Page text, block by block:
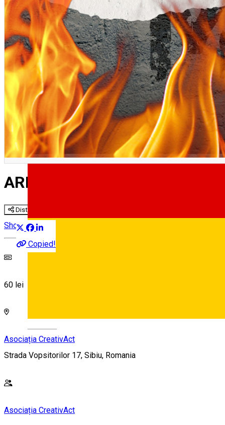
English
ARDERI. Poetry&Music.
Distribuie
Copied!
Show
60 lei
Asociația CreativAct
Strada Vopsitorilor 17, Sibiu, Romania
Asociația CreativAct